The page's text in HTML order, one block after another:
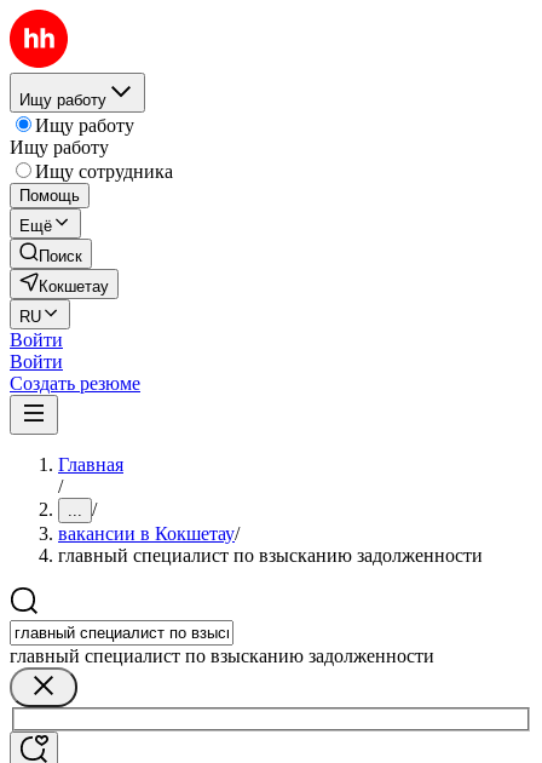
Ищу работу
Ищу работу
Ищу работу
Ищу сотрудника
Помощь
Ещё
Поиск
Кокшетау
RU
Войти
Войти
Создать резюме
Главная
/
... /
вакансии в Кокшетау/
главный специалист по взысканию задолженности
главный специалист по взысканию задолженности